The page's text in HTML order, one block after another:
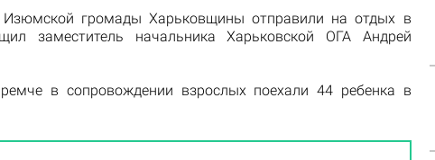
Изюмской громады Харьковщины отправили на отдых в
заместитель начальника Харьковской ОГА Андрей
в сопровождении взрослых поехали 44 ребенка в